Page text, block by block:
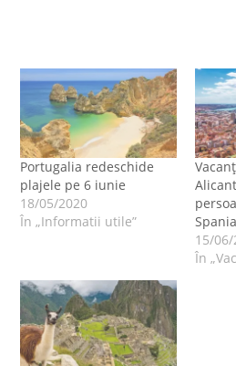
Portugalia redeschide
plajele pe 6 iunie
18/05/2020
În „Informatii utile”
15/
În